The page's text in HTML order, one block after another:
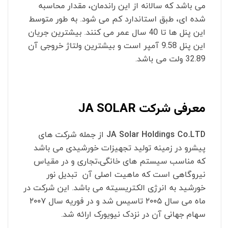
می باشد که سالانه از این راندمان، مقدار محاسبه
شده ای، طبق استاندارد کم می شود. به طور متوسط
این پنل ها تا 40 سال عمر می کنند. بیشترین جریان
این پنل 9.58 آمپر است و بیشترین ولتاژ خروجی آن
32.89 ولت می باشد.
معرفی شرکت JA SOLAR
JA Solar Holdings Co.LTD از جمله شرکت های
پیشرو در زمینه تولید تجهیزات خورشیدی می باشد
که مناسب سیستم های خانگی،تجاری و در مقیاس
نیروگاهی است که ماهیت اصلی آن تبدیل نور
خورشید به انرژی الکتریسیته می باشد. این شرکت در
ماه می سال ۲۰۰۵ تاسیس شد و در فوریه سال ۲۰۰۷
سهام جهانی آن در نزدک نیویورک ارائه شد.